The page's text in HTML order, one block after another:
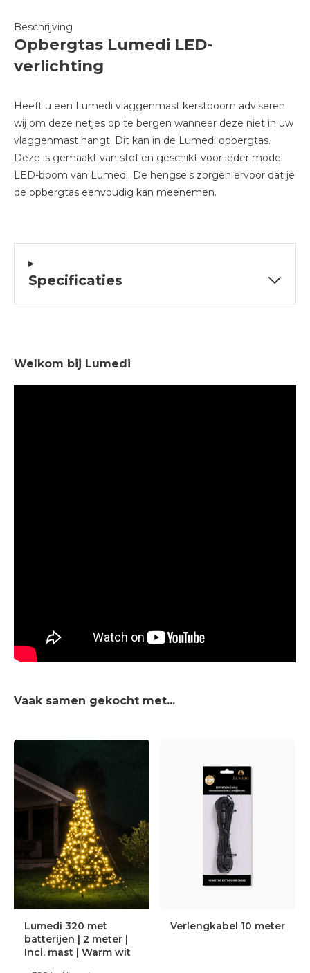
Beschrijving
Opbergtas Lumedi LED-
verlichting
Heeft u een Lumedi vlaggenmast kerstboom adviseren
wij om deze netjes op te bergen wanneer deze niet in uw
vlaggenmast hangt. Dit kan in de Lumedi opbergtas.
Deze is gemaakt van stof en geschikt voor ieder model
LED-boom van Lumedi. De hengsels zorgen ervoor dat je
de opbergtas eenvoudig kan meenemen.
Specificaties
Welkom bij Lumedi
Vaak samen gekocht met...
Lumedi 320 met
batterijen | 2 meter |
Incl. mast | Warm wit
Verlengkabel 10 meter